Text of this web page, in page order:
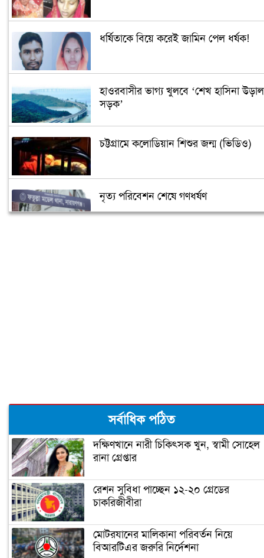
ধর্ষিতাকে বিয়ে করেই জামিন পেল ধর্ষক!
হাওরবাসীর ভাগ্য খুলবে ‘শেখ হাসিনা উড়াল
সড়ক’
চট্টগ্রামে কলোডিয়ান শিশুর জন্ম (ভিডিও)
নৃত্য পরিবেশন শেষে গণধর্ষণ
ঝালকাঠিতে পিলার চোরাচালান চক্রের ৮
সদস্য আটক
নারায়ণগঞ্জে গুদাম পরিষ্কার করতে গিয়ে ২
নারায়ণগঞ্জ পাসপোর্ট অফিসে ভাঙচুর,
কানাডা প্রবাসী আটক
সর্বাধিক পঠিত
দক্ষিণখানে নারী চিকিৎসক খুন, স্বামী সোহেল
রানা গ্রেপ্তার
রেশন সুবিধা পাচ্ছেন ১২-২০ গ্রেডের
চাকরিজীবীরা
মোটরযানের মালিকানা পরিবর্তন নিয়ে
বিআরটিএর জরুরি নির্দেশনা